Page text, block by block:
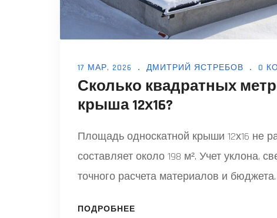
17 МАР, 2026 ДМИТРИЙ ЯСТРЕБОВ 0
Сколько квадратных
крыша 12х16?
Площадь односкатной крыши 12х16 не
составляет около 198 м². Учет уклона,
точного расчета материалов и бюджета.
ПОДРОБНЕЕ